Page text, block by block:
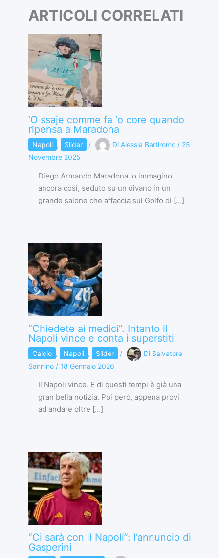
ARTICOLI CORRELATI
‘O ssaje comme fa ‘o core quando
ripensa a Maradona
Napoli , Slider / Di Alessia Bartiromo / 25
Novembre 2025
Diego Armando Maradona lo immagino
ancora così, seduto su un divano in un
grande salone che affaccia sul Golfo di […]
“Chiedete ai medici”. Intanto il
Napoli vince e conta i superstiti
Calcio , Napoli , Slider / Di Salvatore
Sannino / 18 Gennaio 2026
Il Napoli vince. E di questi tempi è già una
gran bella notizia. Poi però, appena provi
ad andare oltre […]
“Ci sarà con il Napoli”: l’annuncio di
Gasperini